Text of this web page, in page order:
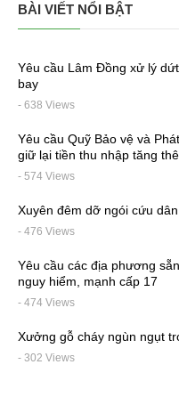
BÀI VIẾT NỔI BẬT
Yêu cầu Lâm Đồng xử lý
bay
- 638 Views
Yêu cầu Quỹ Bảo vệ và
giữ lại tiền thu nhập tăng
- 574 Views
Xuyên đêm dỡ ngói cứu
- 476 Views
Yêu cầu các địa phương
nguy hiểm, mạnh cấp 17
- 474 Views
Xưởng gỗ cháy ngùn ngụt
- 302 Views